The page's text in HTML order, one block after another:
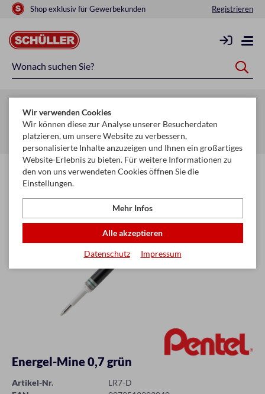
Shop exklusiv für Gewerbekunden Registrieren
Startseite Schule & Büro
Schreiben, Zeichnen & Korrigieren
Gelschreiber & Minen
Energel-Mine 0,7 grün
Artikel-Nr.
LR7-D
Wir verwenden Cookies
Wir können diese zur Analyse unserer Besucherdaten
platzieren, um unsere Website zu verbessern,
personalisierte Inhalte anzuzeigen und Ihnen ein großartiges
Website-Erlebnis zu bieten. Für weitere Informationen zu
den von uns verwendeten Cookies öffnen Sie die
Einstellungen.
Mehr Infos
Alle akzeptieren
Datenschutz Impressum